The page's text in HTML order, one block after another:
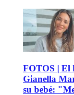
FOTOS | El
Gianella
su bebé: